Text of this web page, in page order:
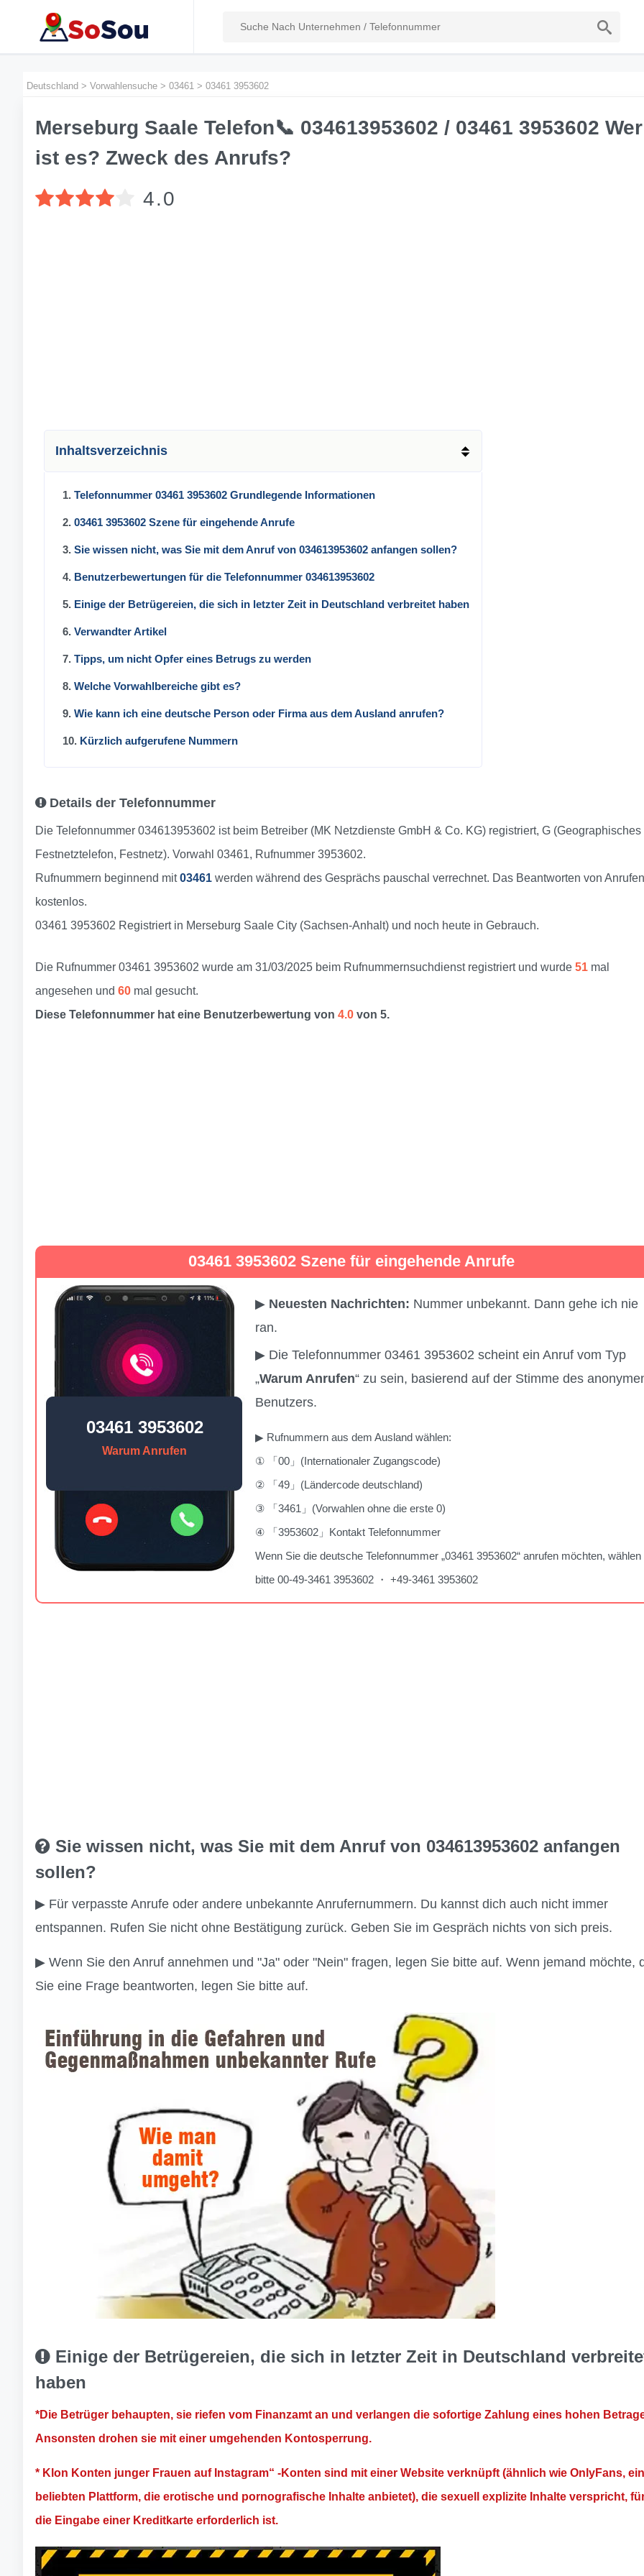
Deutschland > Vorwahlensuche > 03461 > 03461 3953602
Merseburg Saale Telefon📞 034613953602 / 03461 3953602 Wer
ist es? Zweck des Anrufs?
4.0
Inhaltsverzeichnis
1. Telefonnummer 03461 3953602 Grundlegende Informationen
2. 03461 3953602 Szene für eingehende Anrufe
3. Sie wissen nicht, was Sie mit dem Anruf von 034613953602 anfangen sollen?
4. Benutzerbewertungen für die Telefonnummer 034613953602
5. Einige der Betrügereien, die sich in letzter Zeit in Deutschland verbreitet haben
6. Verwandter Artikel
7. Tipps, um nicht Opfer eines Betrugs zu werden
8. Welche Vorwahlbereiche gibt es?
9. Wie kann ich eine deutsche Person oder Firma aus dem Ausland anrufen?
10. Kürzlich aufgerufene Nummern
Details der Telefonnummer
Die Telefonnummer 034613953602 ist beim Betreiber (MK Netzdienste GmbH & Co. KG) registriert, G (Geographisches
Festnetztelefon, Festnetz). Vorwahl 03461, Rufnummer 3953602.
Rufnummern beginnend mit03461 werden während des Gesprächs pauschal verrechnet. Das Beantworten von
kostenlos.
03461 3953602 Registriert in Merseburg Saale City (Sachsen-Anhalt) und noch heute in Gebrauch.
Die Rufnummer 03461 3953602 wurde am 31/03/2025 beim Rufnummernsuchdienst registriert und wurde 51 mal
angesehen und 60 mal gesucht.
Diese Telefonnummer hat eine Benutzerbewertung von 4.0 von 5.
03461 3953602 Szene für eingehende Anrufe
03461 3953602
Warum Anrufen
▶ Neuesten Nachrichten: Nummer unbekannt. Dann gehe ich nie
ran.
▶ Die Telefonnummer 03461 3953602 scheint ein Anruf vom Typ
„Warum Anrufen“ zu sein, basierend auf der Stimme des
Benutzers.
▶ Rufnummern aus dem Ausland wählen:
① 「00」(Internationaler Zugangscode)
② 「49」(Ländercode deutschland)
③ 「3461」(Vorwahlen ohne die erste 0)
④ 「3953602」Kontakt Telefonnummer
Wenn Sie die deutsche Telefonnummer „03461 3953602“ anrufen möchten, wählen
bitte 00-49-3461 3953602 ・ +49-3461 3953602
Sie wissen nicht, was Sie mit dem Anruf von 034613953602 anfangen
sollen?
▶ Für verpasste Anrufe oder andere unbekannte Anrufernummern. Du kannst dich auch nicht immer
entspannen. Rufen Sie nicht ohne Bestätigung zurück. Geben Sie im Gespräch nichts von sich preis.
▶ Wenn Sie den Anruf annehmen und "Ja" oder "Nein" fragen, legen Sie bitte auf. Wenn jemand möchte,
Sie eine Frage beantworten, legen Sie bitte auf.
Einige der Betrügereien, die sich in letzter Zeit in Deutschland
haben
*Die Betrüger behaupten, sie riefen vom Finanzamt an und verlangen die sofortige Zahlung eines hohen
Ansonsten drohen sie mit einer umgehenden Kontosperrung.
* Klon Konten junger Frauen auf Instagram“ -Konten sind mit einer Website verknüpft (ähnlich wie OnlyFans,
beliebten Plattform, die erotische und pornografische Inhalte anbietet), die sexuell explizite Inhalte verspricht,
die Eingabe einer Kreditkarte erforderlich ist.